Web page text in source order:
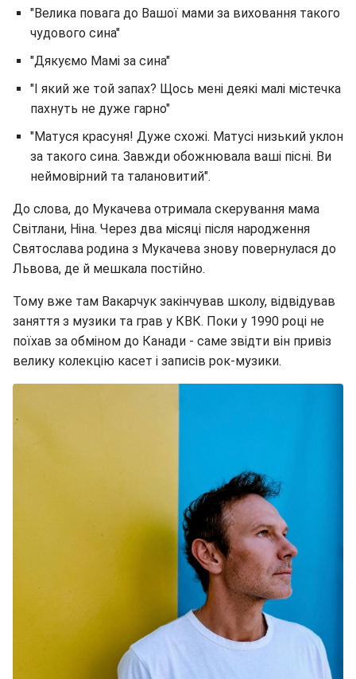
"Велика повага до Вашої мами за виховання такого
чудового сина"
"Дякуємо Мамі за сина"
"І який же той запах? Щось мені деякі малі містечка
пахнуть не дуже гарно"
"Матуся красуня! Дуже схожі. Матусі низький уклон
за такого сина. Завжди обожнювала ваші пісні. Ви
неймовірний та талановитий".
До слова, до Мукачева отримала скерування мама
Світлани, Ніна. Через два місяці після народження
Святослава родина з Мукачева знову повернулася до
Львова, де й мешкала постійно.
Тому вже там Вакарчук закінчував школу, відвідував
заняття з музики та грав у КВК. Поки у 1990 році не
поїхав за обміном до Канади - саме звідти він привіз
велику колекцію касет і записів рок-музики.